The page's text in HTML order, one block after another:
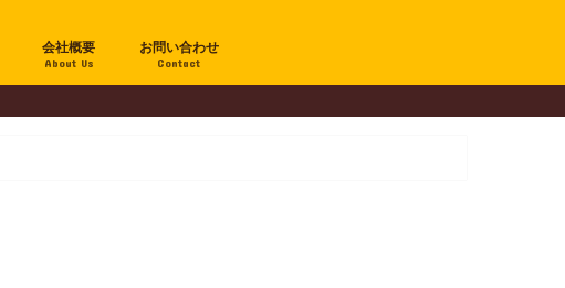
会社概要
About Us
お問い合わせ
Contact